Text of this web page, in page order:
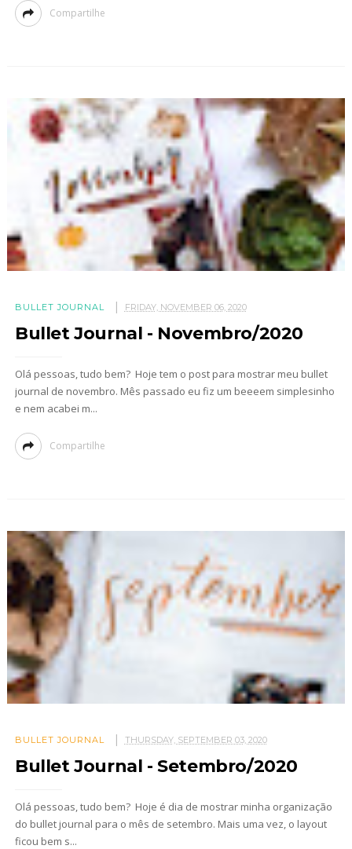
Compartilhe
BULLET JOURNAL FRIDAY, NOVEMBER 06, 2020
Bullet Journal - Novembro/2020
Olá pessoas, tudo bem? Hoje tem o post para mostrar meu bullet
journal de novembro. Mês passado eu fiz um beeeem simplesinho
e nem acabei m...
Compartilhe
BULLET JOURNAL THURSDAY, SEPTEMBER 03, 2020
Bullet Journal - Setembro/2020
Olá pessoas, tudo bem? Hoje é dia de mostrar minha organização
do bullet journal para o mês de setembro. Mais uma vez, o layout
ficou bem s...